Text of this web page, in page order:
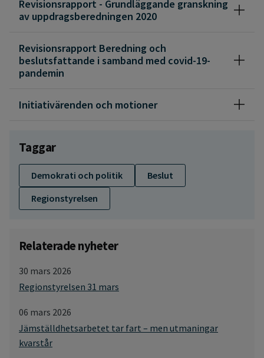
Revisionsrapport - Grundläggande granskning
av uppdragsberedningen 2020
Revisionsrapport Beredning och
beslutsfattande i samband med covid-19-
pandemin
Initiativärenden och motioner
Taggar
Demokrati och politik
Beslut
Regionstyrelsen
Relaterade nyheter
30 mars 2026
Regionstyrelsen 31 mars
06 mars 2026
Jämställdhetsarbetet tar fart – men utmaningar
kvarstår